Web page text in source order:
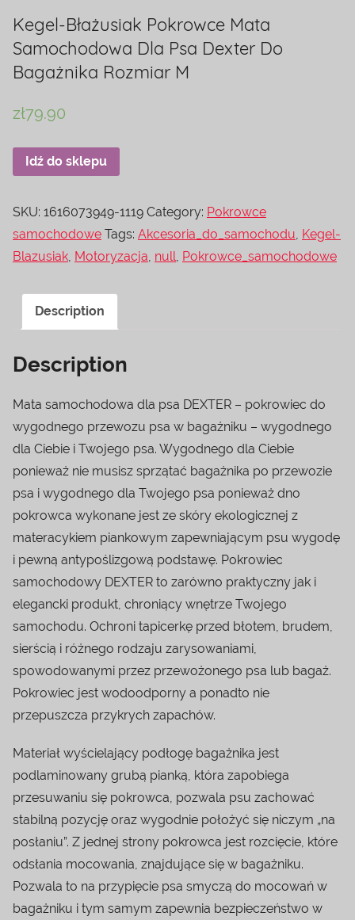
Kegel-Błażusiak Pokrowce Mata
Samochodowa Dla Psa Dexter Do
Bagażnika Rozmiar M
zł79.90
Idź do sklepu
SKU: 1616073949-1119 Category: Pokrowce
samochodowe Tags: Akcesoria_do_samochodu, Kegel-
Blazusiak, Motoryzacja, null, Pokrowce_samochodowe
Description
Description
Mata samochodowa dla psa DEXTER – pokrowiec do
wygodnego przewozu psa w bagażniku – wygodnego
dla Ciebie i Twojego psa. Wygodnego dla Ciebie
ponieważ nie musisz sprzątać bagażnika po przewozie
psa i wygodnego dla Twojego psa ponieważ dno
pokrowca wykonane jest ze skóry ekologicznej z
materacykiem piankowym zapewniającym psu wygodę
i pewną antypoślizgową podstawę. Pokrowiec
samochodowy DEXTER to zarówno praktyczny jak i
elegancki produkt, chroniący wnętrze Twojego
samochodu. Ochroni tapicerkę przed błotem, brudem,
sierścią i różnego rodzaju zarysowaniami,
spowodowanymi przez przewożonego psa lub bagaż.
Pokrowiec jest wodoodporny a ponadto nie
przepuszcza przykrych zapachów.
Materiał wyścielający podłogę bagażnika jest
podlaminowany grubą pianką, która zapobiega
przesuwaniu się pokrowca, pozwala psu zachować
stabilną pozycję oraz wygodnie położyć się niczym „na
posłaniu”. Z jednej strony pokrowca jest rozcięcie, które
odsłania mocowania, znajdujące się w bagażniku.
Pozwala to na przypięcie psa smyczą do mocowań w
bagażniku i tym samym zapewnia bezpieczeństwo w